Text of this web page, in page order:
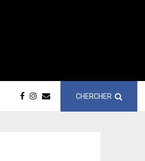
CHERCHER